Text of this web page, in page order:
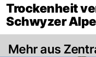
Trockenheit
Schwyzer
Mehr aus